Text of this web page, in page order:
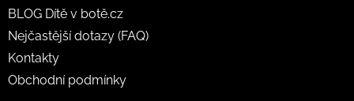
BLOG Dítě v botě.cz
Nejčastější dotazy (FAQ)
Kontakty
Obchodní podmínky